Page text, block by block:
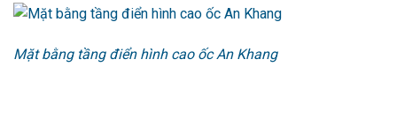
Mặt bằng tầng điển hình cao ốc An Khang